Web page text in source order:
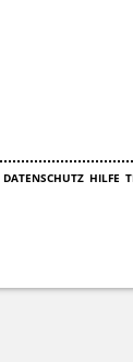
DATENSCHUTZ HILFE